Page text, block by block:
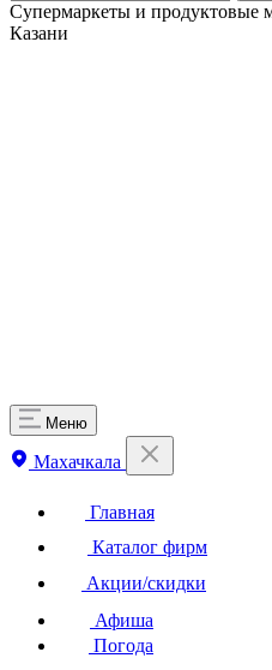
Супермаркеты и продуктовые
Казани
Меню
Махачкала
Главная
Каталог фирм
Акции/скидки
Афиша
Погода